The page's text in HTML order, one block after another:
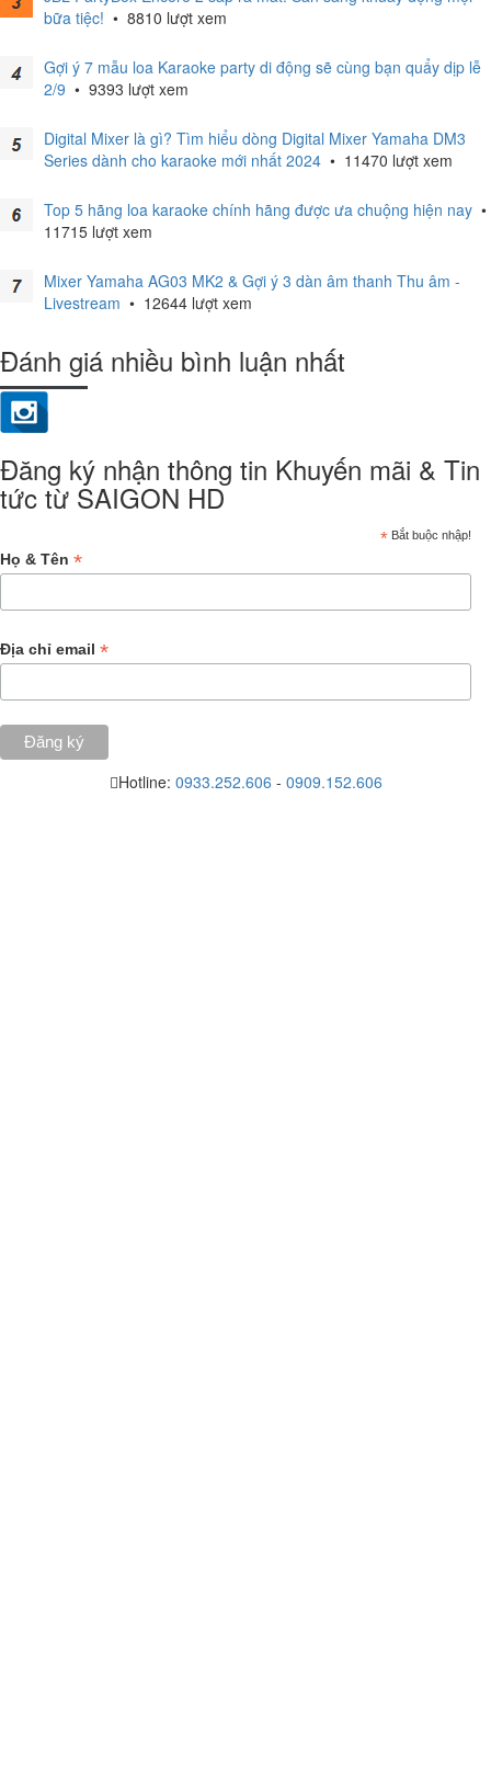
bữa tiệc! • 8810 lượt xem
Gợi ý 7 mẫu loa Karaoke party di động sẽ cùng bạn quẩy dịp lễ
2/9 • 9393 lượt xem
Digital Mixer là gì? Tìm hiểu dòng Digital Mixer Yamaha DM3
Series dành cho karaoke mới nhất 2024 • 11470 lượt xem
Top 5 hãng loa karaoke chính hãng được ưa chuộng hiện nay •
11715 lượt xem
Mixer Yamaha AG03 MK2 & Gợi ý 3 dàn âm thanh Thu âm -
Livestream • 12644 lượt xem
Đánh giá nhiều bình luận nhất
Đăng ký nhận thông tin Khuyến mãi & Tin
tức từ SAIGON HD
* Bắt buộc nhập!
Họ & Tên *
Địa chỉ email *
Hotline: 0933.252.606 - 0909.152.606